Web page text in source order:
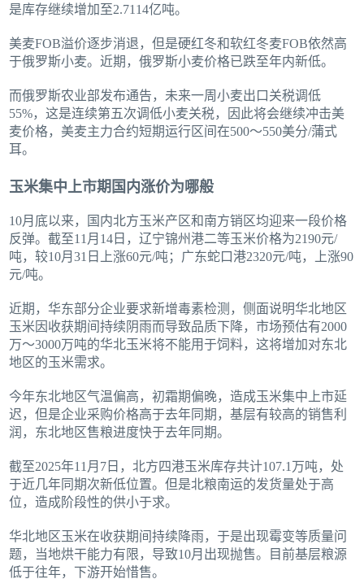
是库存继续增加至2.7114亿吨。
美麦FOB溢价逐步消退，但是硬红冬和软红冬麦FOB依然高
于俄罗斯小麦。近期，俄罗斯小麦价格已跌至年内新低。
而俄罗斯农业部发布通告，未来一周小麦出口关税调低
55%，这是连续第五次调低小麦关税，因此将会继续冲击美
麦价格，美麦主力合约短期运行区间在500～550美分/蒲式
耳。
玉米集中上市期国内涨价为哪般
10月底以来，国内北方玉米产区和南方销区均迎来一段价格
反弹。截至11月14日，辽宁锦州港二等玉米价格为2190元/
吨，较10月31日上涨60元/吨；广东蛇口港2320元/吨，上涨90
元/吨。
近期，华东部分企业要求新增毒素检测，侧面说明华北地区
玉米因收获期间持续阴雨而导致品质下降，市场预估有2000
万～3000万吨的华北玉米将不能用于饲料，这将增加对东北
地区的玉米需求。
今年东北地区气温偏高，初霜期偏晚，造成玉米集中上市延
迟，但是企业采购价格高于去年同期，基层有较高的销售利
润，东北地区售粮进度快于去年同期。
截至2025年11月7日，北方四港玉米库存共计107.1万吨，处
于近几年同期次新低位置。但是北粮南运的发货量处于高
位，造成阶段性的供小于求。
华北地区玉米在收获期间持续降雨，于是出现霉变等质量问
题，当地烘干能力有限，导致10月出现抛售。目前基层粮源
低于往年，下游开始惜售。